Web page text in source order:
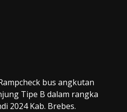
bus angkutan
Tipe B dalam rangka
2024 Kab. Brebes.